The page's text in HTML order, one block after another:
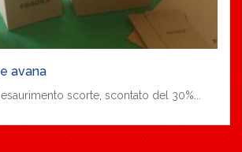
avana
scorte, scontato del 30%...